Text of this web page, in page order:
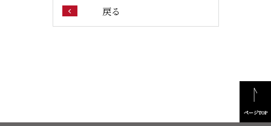
戻る
ページTOP